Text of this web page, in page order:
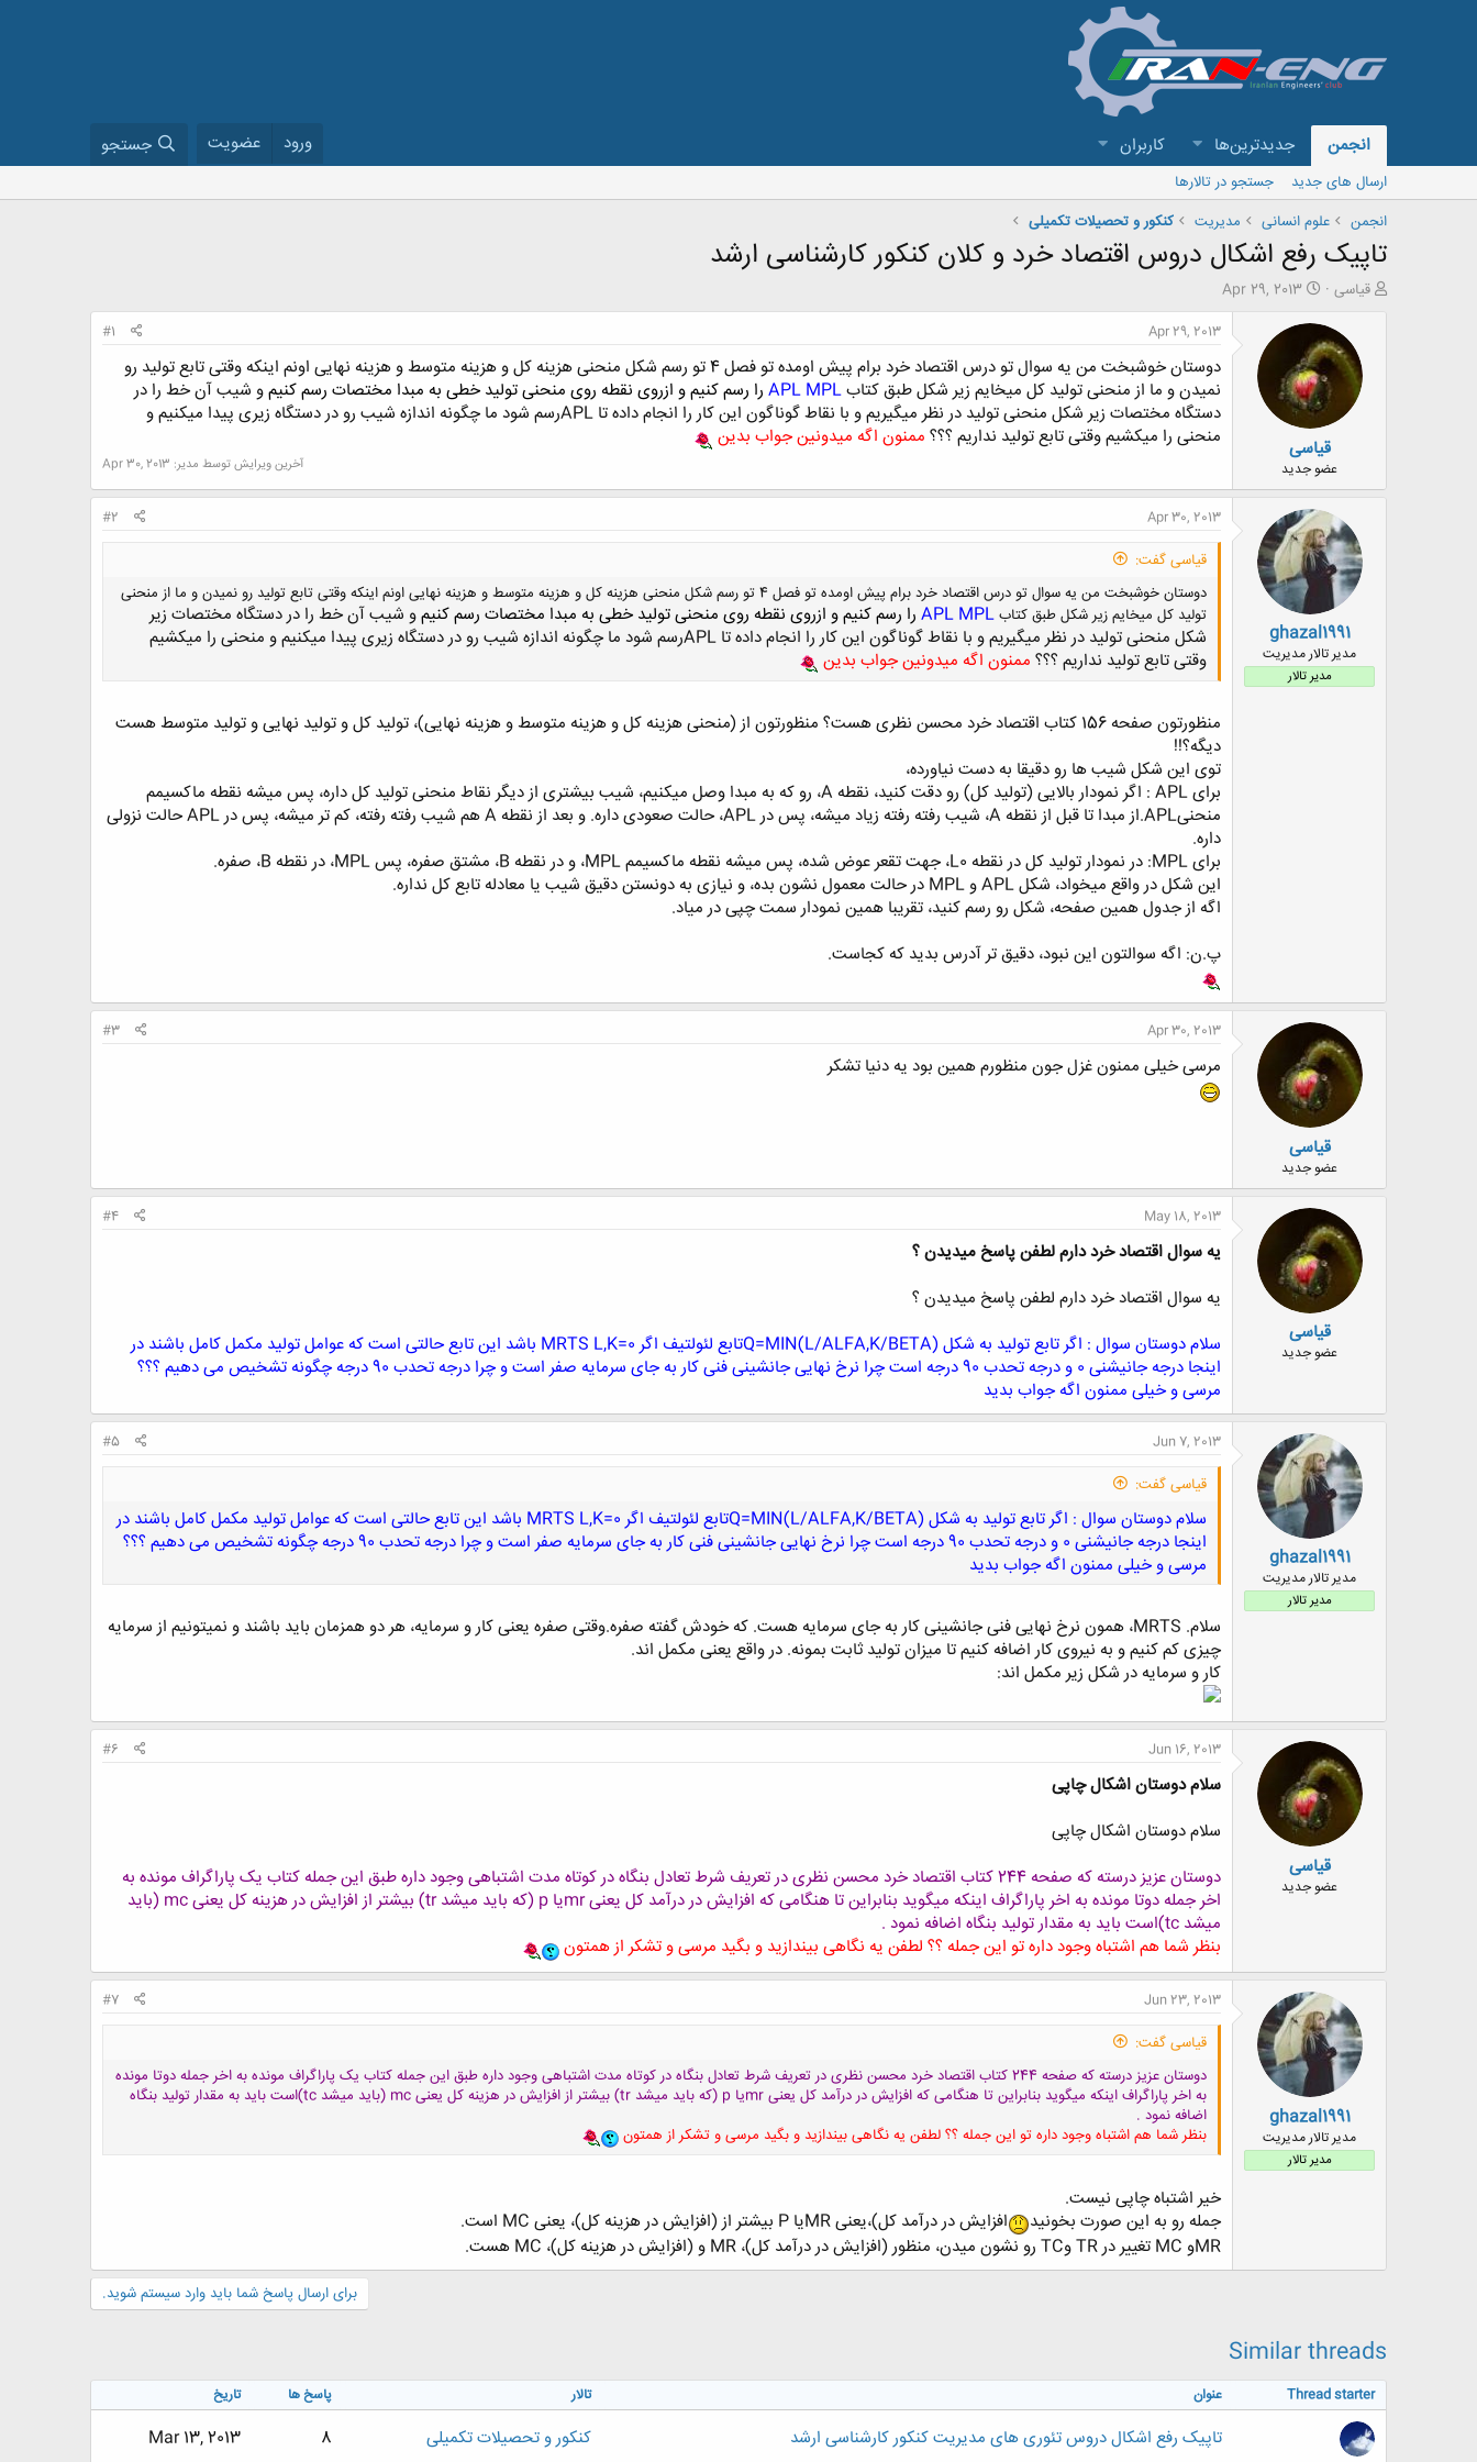
انجمن جدیدترین‌ها کاربران ورود عضویت جستجو
ارسال های جدید
جستجو در تالارها
انجمن
علوم انسانی مدیریت کنکور و تحصیلات تکمیلی
تاپیک رفع اشکال دروس اقتصاد خرد و کلان کنکور کارشناسی ارشد
ش
و
قیاسی
ت
ر
خ
ش
ر
و
ع
Apr 29, 2013
قیاسی
عضو جدید
Apr 29, 2013
#1
دوستان خوشبخت من یه سوال تو درس اقتصاد خرد برام پیش اومده تو فصل 4 تو رسم شکل منحنی هزینه کل و هزینه متوسط و هزینه نهایی اونم اینکه وقتی تابع تولید رو
نمیدن و ما از منحنی تولید کل میخایم زیر شکل طبق کتاب
APL MPL را رسم کنیم و ازروی نقطه روی منحنی تولید خطی به مبدا مختصات رسم کنیمو شیب آن خط را در
دستگاه مختصات زیر شکل منحنی تولید در نظر میگیریم و با نقاط گوناگون این کار را انجام داده تا APLرسم شود ما چ گونه اندازه شیب رو در دستگاه زیری پیدا میکنیم و
منحنی را میکشیم وقتی تابع تولید نداریم ؟؟؟ ممنون اگه میدونین جواب بدین
آخرین ویرایش توسط مدیر: Apr 30, 2013
ghazal1991
مدیر تالار مدیریت
مدیر تالار
Apr 30, 2013
#2
قیاسی گفت:
دوستان خوشبخت من یه سوال تو درس اقتصاد خرد برام پیش اومده تو فصل 4 تو رسم شکل منحنی هزینه کل و هزینه متوسط و هزینه نهایی اونم اینکه وقتی تابع تولید رو نمیدن و ما از منحنی
تولید کل میخایم زیر شکل طبق کتاب
APL MPL را رسم کنیم و ازروی نقطه روی منحنی تولید خطی به مبدا مختصات رسم کنیمو شیب آن خط را در دستگاه مختصات زیر
شکل منحنی تولید در نظر میگیریم و با نقاط گوناگون این کار را انجام داده تا APLرسم شود ما چ گونه اندازه شیب رو در دستگاه زیری پیدا میکنیم و منحنی را میکشیم
وقتی تابع تولید نداریم ؟؟؟ ممنون اگه میدونین جواب بدین
منظورتون صفحه 156 کتاب اقتصاد خرد محسن نظری هست؟ منظورتون از (منحنی هزینه کل و هزینه متوسط و هزینه نهایی)، تولید کل و تولید نهایی و تولید متوسط هست
دیگه؟!!
توی این شکل شیب ها رو دقیقا به دست نیاورده،
برای APL : اگر نمودار بالایی (تولید کل) رو دقت کنید، نقطه A، رو که به مبدا وصل میکنیم، شیب بیشتری از دیگر نقاط منحنی تولید کل داره، پس میشه نقطه ماکسیمم
منحنیAPL.از مبدا تا قبل از نقطه A، شیب رفته رفته زیاد میشه، پس در APL، حالت صعودی داره. و بعد از نقطه A هم شیب رفته رفته، کم تر میشه، پس در APL حالت نزولی
داره.
برای MPL: در نمودار تولید کل در نقطه L0، جهت تقعر عوض شده، پس میشه نقطه ماکسیمم MPL، و در نقطه B، مشتق صفره، پس MPL، در نقطه B، صفره.
این شکل در واقع میخواد، شکل APL و MPL در حالت معمول نشون بده، و نیازی به دونستن دقیق شیب یا معادله تابع کل نداره.
اگه از جدول همین صفحه، شکل رو رسم کنید، تقریبا همین نمودار سمت چپی در میاد.
پ.ن: اگه سوالتون این نبود، دقیق تر آدرس بدید که کجاست.
قیاسی
عضو جدید
Apr 30, 2013
#3
مرسی خیلی ممنون غزل جون منظورم همین بود یه دنیا تشکر
قیاسی
عضو جدید
May 18, 2013
#4
یه سوال اقتصاد خرد دارم لطفن پاسخ میدیدن ؟
یه سوال اقتصاد خرد دارم لطفن پاسخ میدیدن ؟
سلام دوستان سوال : اگر تابع تولید به شکل Q=MIN(L/ALFA,K/BETA)تابع لئولتیف اگر MRTS L,K=0 باشد این تابع حالتی است که عوامل تولید مکمل کامل باشند در
اینجا درجه جانیشنی 0 و درجه تحدب 90 درجه است چرا نرخ نهایی جانشینی فنی کار به جای سرمایه صفر است و چرا درجه تحدب 90 درجه چگونه تشخیص می دهیم ؟؟؟
مرسی و خیلی ممنون اگه جواب بدید
ghazal1991
مدیر تالار مدیریت
مدیر تالار
Jun 7, 2013
#5
قیاسی گفت:
سلام دوستان سوال : اگر تابع تولید به شکل Q=MIN(L/ALFA,K/BETA)تابع لئولتیف اگر MRTS L,K=0 باشد این تابع حالتی است که عوامل تولید مکمل کامل باشند در
اینجا درجه جانیشنی 0 و درجه تحدب 90 درجه است چرا نرخ نهایی جانشینی فنی کار به جای سرمایه صفر است و چرا درجه تحدب 90 درجه چگونه تشخیص می دهیم ؟؟؟
مرسی و خیلی ممنون اگه جواب بدید
کلیک کنید تا باز شود...
سلام. MRTS، همون نرخ نهایی فنی جانشینی کار به جای سرمایه هست. که خودش گفته صفره.وقتی صفره یعنی کار و سرمایه، هر دو همزمان باید باشند و نمیتونیم از سرمایه
چیزی کم کنیم و به نیروی کار اضافه کنیم تا میزان تولید ثابت بمونه. در واقع یعنی مکمل اند.
کار و سرمایه در شکل زیر مکمل اند:
قیاسی
عضو جدید
Jun 16, 2013
#6
سلام دوستان اشکال چاپی
سلام دوستان اشکال چاپی
دوستان عزیز درسته که صفحه 244 کتاب اقتصاد خرد محسن نظری در تعریف شرط تعادل بنگاه در کوتاه مدت اشتباهی وجود داره طبق این جمله کتاب یک پاراگراف مونده به
اخر جمله دوتا مونده به اخر پاراگراف اینکه میگوید بنابراین تا هنگامی که افزایش در درآمد کل یعنی mrیا p (که باید میشد tr) بیشتر از افزایش در هزینه کل یعنی mc (باید
میشد tc)است
باید به مقدار تولید بنگاه اضافه نمود .
بنظر شما هم اشتباه وجود داره تو این جمله ؟؟ لطفن یه نگاهی بیندازید و بگید مرسی و تشکر از همتون
ghazal1991
مدیر تالار مدیریت
مدیر تالار
Jun 23, 2013
#7
قیاسی گفت:
دوستان عزیز درسته که صفحه 244 کتاب اقتصاد خرد محسن نظری در تعریف شرط تعادل بنگاه در کوتاه مدت اشتباهی وجود داره طبق این جمله کتاب یک پاراگراف مونده به اخر جمله دوتا مونده
به اخر پاراگراف اینکه میگوید بنابراین تا هنگامی که افزایش در درآمد کل یعنی mrیا p (که باید میشد tr) بیشتر از افزایش در هزینه کل یعنی mc (باید میشد tc)است
باید به مقدار تولید بنگاه
اضافه نمود .
بنظر شما هم اشتباه وجود داره تو این جمله ؟؟ لطفن یه نگاهی بیندازید و بگید مرسی و تشکر از همتون
خیر اشتباه چاپی نیست.
جمله رو به این صورت بخونید
افزایش در درآمد کل)،یعنی MRیا P بیشتر از (افزایش در هزینه کل)، یعنی MC است.
MRو MC تغییر در TR وTC رو نشون میدن، منظور (افزایش در درآمد کل)، MR و (افزایش در هزینه کل)، MC هست.
برای ارسال پاسخ شما باید وارد سیستم شوید.
Similar threads
Thread starter عنوان تالار پاسخ ها تاریخ
تاپیک رفع اشکال دروس تئوری های مدیریت کنکور کارشناسی ارشد کنکور و تحصیلات تکمیلی 8
Mar 13, 2013